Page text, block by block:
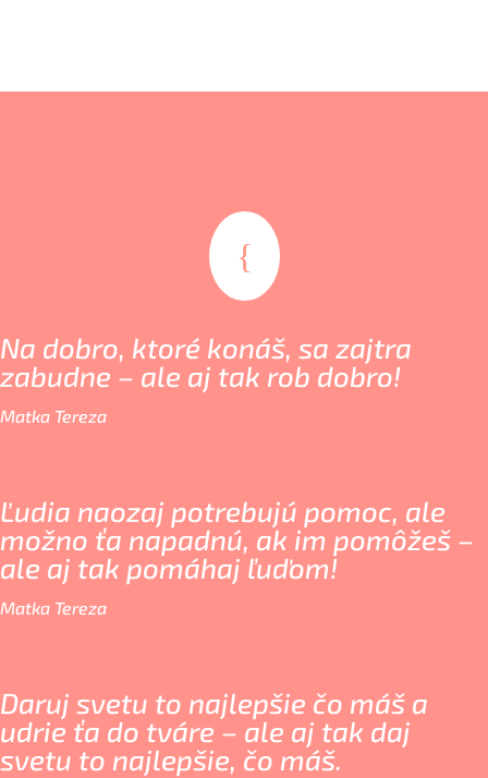
{
Na dobro, ktoré konáš, sa zajtra
zabudne – ale aj tak rob dobro!
Matka Tereza
Ľudia naozaj potrebujú pomoc, ale
možno ťa napadnú, ak im pomôžeš –
ale aj tak pomáhaj ľuďom!
Matka Tereza
Daruj svetu to najlepšie čo máš a
udrie ťa do tváre – ale aj tak daj
svetu to najlepšie, čo máš.